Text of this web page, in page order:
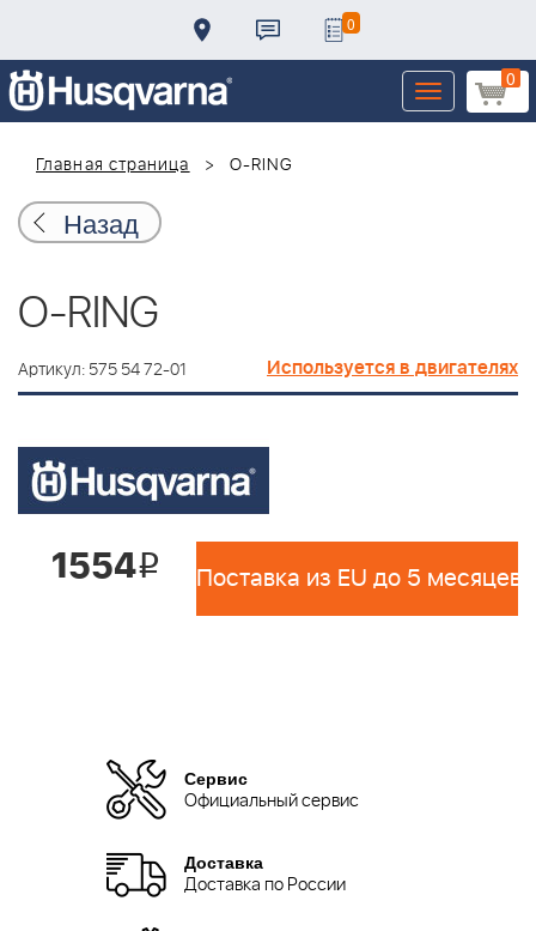
0
0
Toggle
navigation
Главная страница
O-RING
Назад
O-RING
Артикул: 575 54 72-01 Используется в двигателях
1554i Поставка из EU до 5 месяцев
Сервис
Официальный сервис
Доставка
Доставка по России